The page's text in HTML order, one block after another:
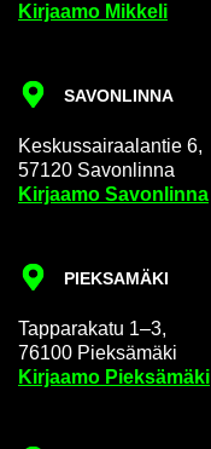
Kir­jaa­mo Mik­ke­li
SA­VON­LIN­NA
Kes­kus­sai­raa­lan­tie 6,
57120 Sa­von­lin­na
Kir­jaa­mo Sa­von­lin­na
PIEK­SA­MÄ­KI
Tap­pa­ra­ka­tu 1–3,
76100 Piek­sä­mä­ki
Kir­jaa­mo Piek­sä­mä­ki